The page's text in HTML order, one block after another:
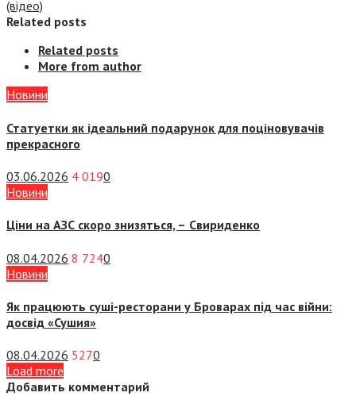
(відео)
Related posts
Related posts
More from author
Новини
Статуетки як ідеальний подарунок для поціновувачів
прекрасного
03.06.2026 4 0190
Новини
Ціни на АЗС скоро знизяться, – Свириденко
08.04.2026 8 7240
Новини
Як працюють суші-ресторани у Броварах під час війни:
досвід «Сушия»
08.04.2026 5270
Load more
Добавить комментарий